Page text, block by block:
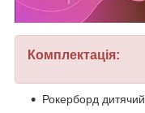
Комплектація:
Рокерборд дитячий